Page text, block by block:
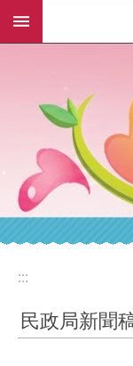
跳到主要內容區塊
:::
:::
民政局新聞